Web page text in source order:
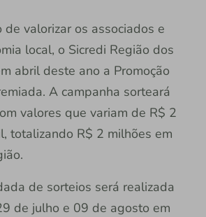
de valorizar os associados e
local, o Sicredi Região dos
abril deste ano a Promoção
A campanha sorteará
valores que variam de R$ 2
totalizando R$ 2 milhões em
de sorteios será realizada
de julho e 09 de agosto em